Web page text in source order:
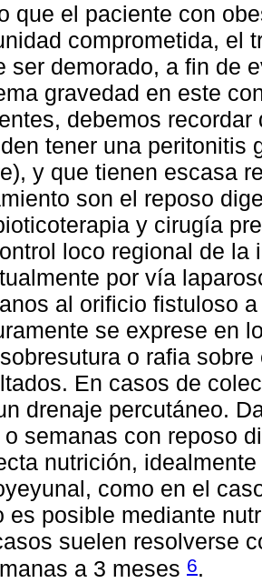
que el paciente con
comprometida, el
ser demorado, a fin de
gravedad en este
debemos
tener una peritonitis
y que tienen escasa
son el reposo
y cirugía
loco regional de la
por vía
al orificio fistuloso
se exprese en
o rafia
En casos de
drenaje percutáneo.
semanas con reposo
nutrición,
como en el
es posible mediante
suelen resolverse
a 3 meses 6.